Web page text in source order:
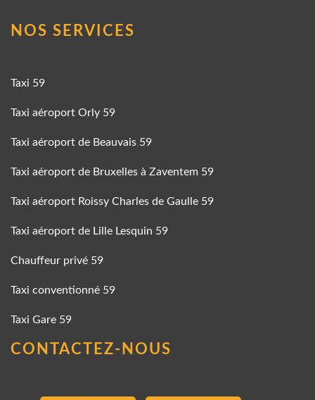
NOS SERVICES
Taxi 59
Taxi aéroport Orly 59
Taxi aéroport de Beauvais 59
Taxi aéroport de Bruxelles à Zaventem 59
Taxi aéroport Roissy Charles de Gaulle 59
Taxi aéroport de Lille Lesquin 59
Chauffeur privé 59
Taxi conventionné 59
Taxi Gare 59
CONTACTEZ-NOUS